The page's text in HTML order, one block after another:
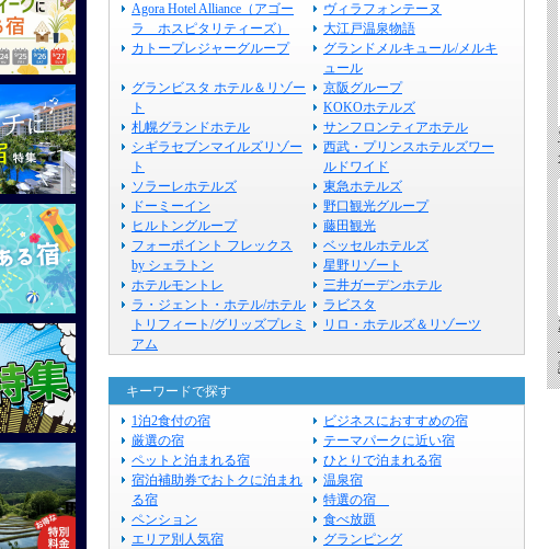
Agora Hotel Alliance（アゴー
ラ ホスピタリティーズ）
ヴィラフォンテーヌ
大江戸温泉物語
カトープレジャーグループ
グランドメルキュール/メルキ
ュール
グランビスタ ホテル＆リゾー
ト
京阪グループ
KOKOホテルズ
札幌グランドホテル
サンフロンティアホテル
シギラセブンマイルズリゾー
ト
西武・プリンスホテルズワー
ルドワイド
ソラーレホテルズ
東急ホテルズ
ドーミーイン
野口観光グループ
ヒルトングループ
藤田観光
フォーポイント フレックス
by シェラトン
ベッセルホテルズ
星野リゾート
ホテルモントレ
三井ガーデンホテル
ラ・ジェント・ホテル/ホテル
トリフィート/グリッズプレミ
アム
ラビスタ
リロ・ホテルズ＆リゾーツ
キーワードで探す
1泊2食付の宿
ビジネスにおすすめの宿
厳選の宿
テーマパークに近い宿
ペットと泊まれる宿
ひとりで泊まれる宿
宿泊補助券でおトクに泊まれ
る宿
温泉宿
特選の宿
ペンション
食べ放題
エリア別人気宿
グランピング